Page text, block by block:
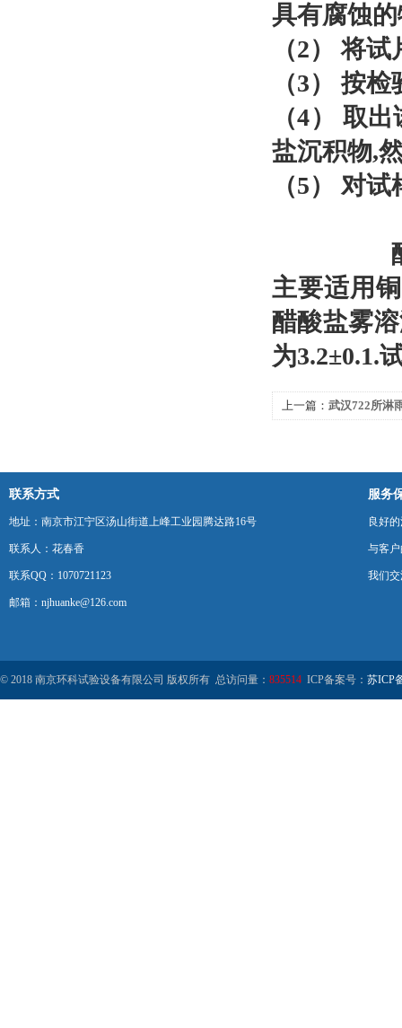
具有腐蚀
（2） 将
（3） 按
（4） 取
盐沉积物,
（5） 对
醋酸盐
主要适用
醋酸盐雾
为3.2±0.1.
上一篇： 武汉722所淋
联系方式
地址：南京市江宁区汤山街道上峰工业园腾达路16号
联系人：花春香
联系QQ：1070721123
邮箱：njhuanke@126.com
服务
良好
与客
我们
© 2018 南京环科试验设备有限公司 版权所有 总访问量： 835514 ICP备案号： 苏ICP